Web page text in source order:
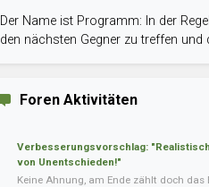
Der Name ist Programm: In der
den nächsten Gegner zu treffen
Foren Aktivitäten
Verbesserungsvorschlag:
von Unentschieden!"
Keine Ahnung, am Ende zählt doch das